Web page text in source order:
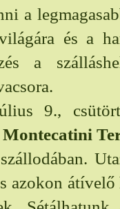
a
és a
a
9.,
azokon